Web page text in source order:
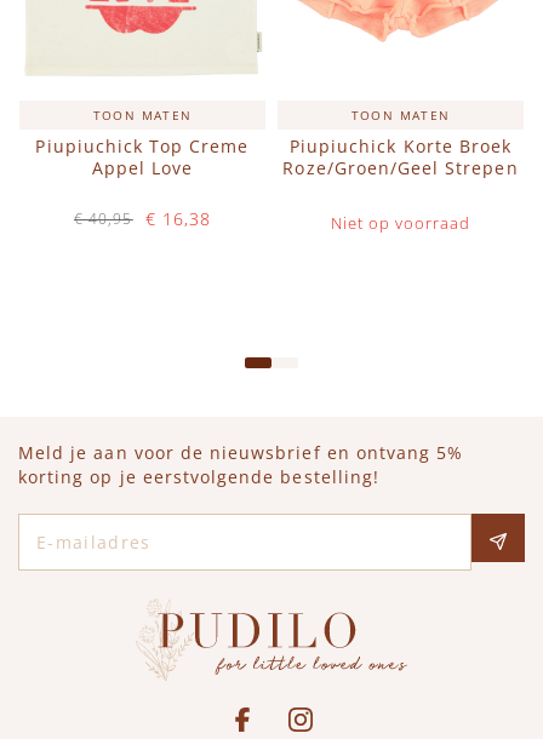
TOON MATEN
Piupiuchick Top Creme
Appel Love
€ 16,38
€ 40,95
TOON MATEN
Piupiuchick Korte Broek
Roze/Groen/Geel Strepen
Niet op voorraad
Meld je aan voor de nieuwsbrief en ontvang 5%
korting op je eerstvolgende bestelling!
See our FacebookBekijk onze Instagram pagina